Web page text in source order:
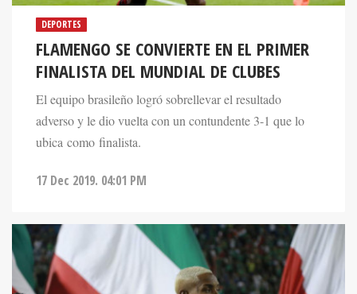
DEPORTES
FLAMENGO SE CONVIERTE EN EL PRIMER
FINALISTA DEL MUNDIAL DE CLUBES
El equipo brasileño logró sobrellevar el resultado
adverso y le dio vuelta con un contundente 3-1 que lo
ubica como finalista.
17 Dec 2019. 04:01 PM